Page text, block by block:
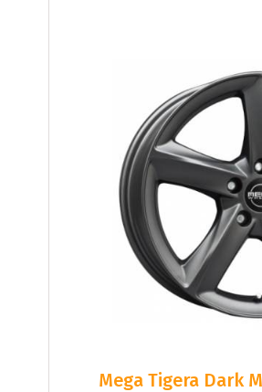
Mega Tigera Dark